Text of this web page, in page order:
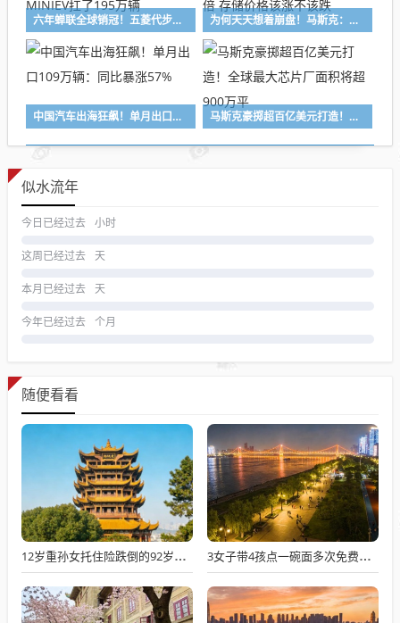
六年蝉联全球销冠！五菱代步车销量破300万辆：宏光MINIEV扛了195万辆 为何天天想着崩盘！马斯克：需求增速至少是供应的10倍 存储价格该涨不该跌
中国汽车出海狂飙！单月出口109万辆：同比暴涨57% 马斯克豪掷超百亿美元打造！全球最大芯片厂面积将超900万平
似水流年
今日已经过去 小时
这周已经过去 天
本月已经过去 天
今年已经过去 个月
随便看看
12岁重孙女托住险跌倒的92岁太爷爷 3女子带4孩点一碗面多次免费续面